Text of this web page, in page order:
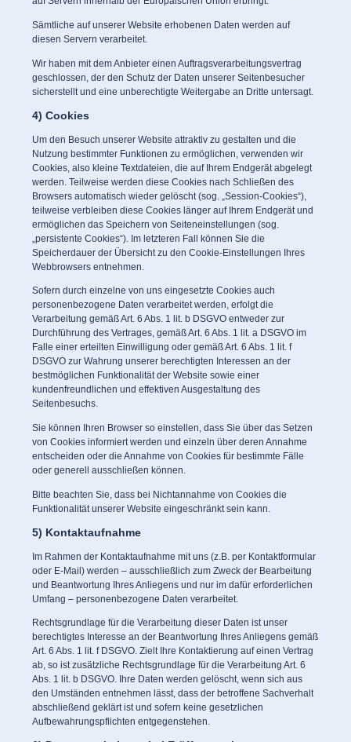
Sämtliche auf unserer Website erhobenen Daten werden auf
diesen Servern verarbeitet.
Wir haben mit dem Anbieter einen Auftragsverarbeitungsvertrag
geschlossen, der den Schutz der Daten unserer Seitenbesucher
sicherstellt und eine unberechtigte Weitergabe an Dritte untersagt.
4) Cookies
Um den Besuch unserer Website attraktiv zu gestalten und die
Nutzung bestimmter Funktionen zu ermöglichen, verwenden wir
Cookies, also kleine Textdateien, die auf Ihrem Endgerät abgelegt
werden. Teilweise werden diese Cookies nach Schließen des
Browsers automatisch wieder gelöscht (sog. „Session-Cookies“),
teilweise verbleiben diese Cookies länger auf Ihrem Endgerät und
ermöglichen das Speichern von Seiteneinstellungen (sog.
„persistente Cookies“). Im letzteren Fall können Sie die
Speicherdauer der Übersicht zu den Cookie-Einstellungen Ihres
Webbrowsers entnehmen.
Sofern durch einzelne von uns eingesetzte Cookies auch
personenbezogene Daten verarbeitet werden, erfolgt die
Verarbeitung gemäß Art. 6 Abs. 1 lit. b DSGVO entweder zur
Durchführung des Vertrages, gemäß Art. 6 Abs. 1 lit. a DSGVO im
Falle einer erteilten Einwilligung oder gemäß Art. 6 Abs. 1 lit. f
DSGVO zur Wahrung unserer berechtigten Interessen an der
bestmöglichen Funktionalität der Website sowie einer
kundenfreundlichen und effektiven Ausgestaltung des
Seitenbesuchs.
Sie können Ihren Browser so einstellen, dass Sie über das Setzen
von Cookies informiert werden und einzeln über deren Annahme
entscheiden oder die Annahme von Cookies für bestimmte Fälle
oder generell ausschließen können.
Bitte beachten Sie, dass bei Nichtannahme von Cookies die
Funktionalität unserer Website eingeschränkt sein kann.
5) Kontaktaufnahme
Im Rahmen der Kontaktaufnahme mit uns (z.B. per Kontaktformular
oder E-Mail) werden – ausschließlich zum Zweck der Bearbeitung
und Beantwortung Ihres Anliegens und nur im dafür erforderlichen
Umfang – personenbezogene Daten verarbeitet.
Rechtsgrundlage für die Verarbeitung dieser Daten ist unser
berechtigtes Interesse an der Beantwortung Ihres Anliegens gemäß
Art. 6 Abs. 1 lit. f DSGVO. Zielt Ihre Kontaktierung auf einen Vertrag
ab, so ist zusätzliche Rechtsgrundlage für die Verarbeitung Art. 6
Abs. 1 lit. b DSGVO. Ihre Daten werden gelöscht, wenn sich aus
den Umständen entnehmen lässt, dass der betroffene Sachverhalt
abschließend geklärt ist und sofern keine gesetzlichen
Aufbewahrungspflichten entgegenstehen.